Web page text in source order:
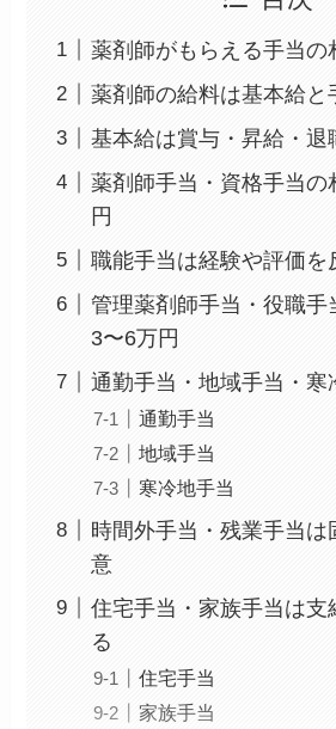
薬剤師がもらえる手当の
薬剤師の給料は基本給と
基本給は賞与・昇給・退
薬剤師手当・資格手当の
円
職能手当は経験や評価を
管理薬剤師手当・役職手
3〜6万円
通勤手当・地域手当・寒
通勤手当
地域手当
寒冷地手当
時間外手当・残業手当は
意
住宅手当・家族手当は支
る
住宅手当
家族手当